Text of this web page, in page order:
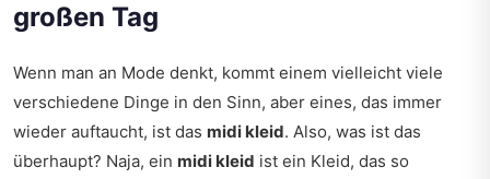
großen Tag
Wenn man an Mode denkt, kommt einem vielleicht viele
verschiedene Dinge in den Sinn, aber eines, das immer
wieder auftaucht, ist das midi kleid. Also, was ist das
überhaupt? Naja, ein midi kleid ist ein Kleid, das so